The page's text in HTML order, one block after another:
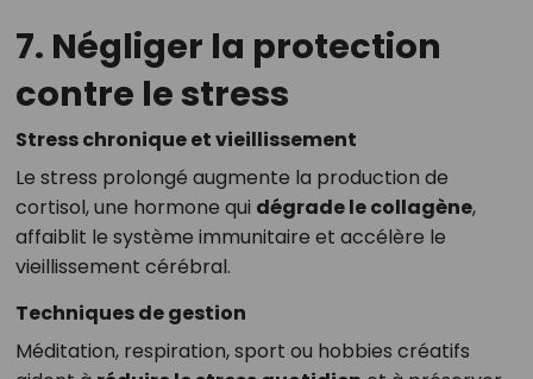
7. Négliger la protection
contre le stress
Stress chronique et vieillissement
Le stress prolongé augmente la production de
cortisol, une hormone qui dégrade le collagène,
affaiblit le système immunitaire et accélère le
vieillissement cérébral.
Techniques de gestion
Méditation, respiration, sport ou hobbies créatifs